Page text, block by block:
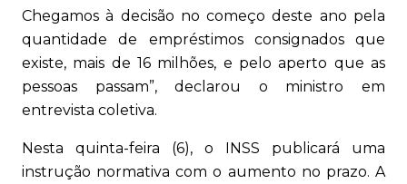
Chegamos à decisão no começo deste ano pela
quantidade de empréstimos consignados que
existe, mais de 16 milhões, e pelo aperto que as
pessoas passam”, declarou o ministro em
entrevista coletiva.
Nesta quinta-feira (6), o INSS publicará uma
instrução normativa com o aumento no prazo. A